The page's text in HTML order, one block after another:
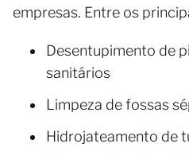
empresas. Entre os
Desentupimento de
sanitários
Limpeza de fossas
Hidrojateamento de